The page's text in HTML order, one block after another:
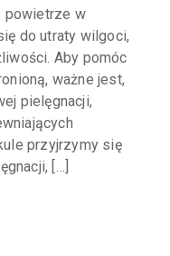
powietrze w
do utraty wilgoci,
Aby pomóc
ważne jest,
pielęgnacji,
przyjrzymy się
[…]